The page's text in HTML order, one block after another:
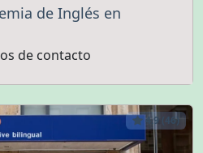
de Inglés en
de contacto
4.9 (46)